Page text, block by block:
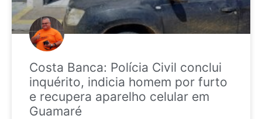
Costa Banca: Polícia Civil conclui
inquérito, indicia homem por furto
e recupera aparelho celular em
Guamaré